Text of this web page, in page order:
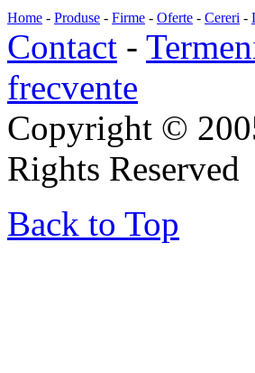
Home - Produse - Firme - Oferte - Cereri -
Contact -
frecvente
Copyright ©
Rights Reserved
Back to Top